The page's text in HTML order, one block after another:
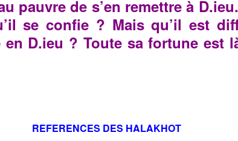
pauvre de s’en remettre à
se confie ? Mais qu’il est
en D.ieu ? Toute sa fortune est
REFERENCES DES HALAKHOT